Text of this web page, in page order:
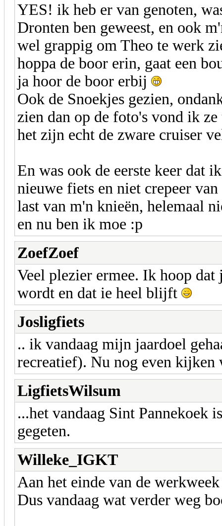
YES! ik heb er van genoten,
Dronten ben geweest, en ook
wel grappig om Theo te werk
hoppa de boor erin, gaat een
ja hoor de boor erbij
Ook de Snoekjes gezien,
zien dan op de foto's vond ik
het zijn echt de zware cruiser
En was ook de eerste keer dat
nieuwe fiets en niet crepeer
last van m'n knieën, helemaal
en nu ben ik moe :p
ZoefZoef
Veel plezier ermee. Ik hoop dat
wordt en dat ie heel blijft
Josligfiets
.. ik vandaag mijn jaardoel
recreatief). Nu nog even kijken
LigfietsWilsum
...het vandaag Sint Pannekoek
gegeten.
Willeke_IGKT
Aan het einde van de
Dus vandaag wat verder weg